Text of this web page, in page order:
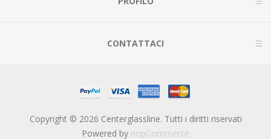
CONTATTACI
Copyright © 2026 Centerglassline. Tutti i diritti riservati
Powered by nopCommerce